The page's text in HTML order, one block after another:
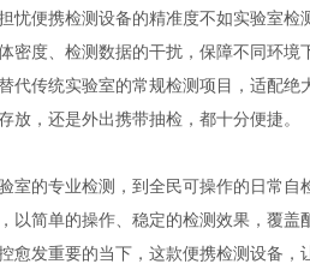
便携检测设备的精准度不如实验室检
密度、检测数据的干扰，保障不同环境
代传统实验室的常规检测项目，适配
放，还是外出携带抽检，都十分便捷。
的专业检测，到全民可操作的日常自
以简单的操作、稳定的检测效果，覆
愈发重要的当下，这款便携检测设备